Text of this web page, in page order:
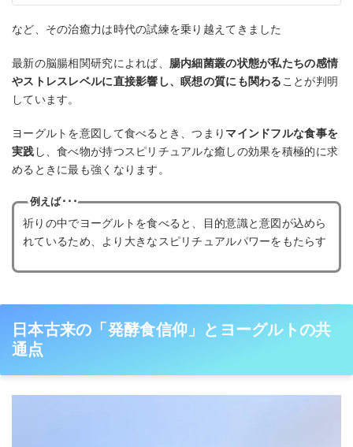
など、その治癒力は時代の試練を乗り越えてきました
最新の脳腸相関研究によれば、 腸内細菌叢の状態が私たちの感情
やストレスレベルに直接影響し、瞑想の質にも関わる ことが判明
しています。
ヨーグルトを意図して食べるとき、つまり マインドフルな食事を
実践 し、食べ物が持つスピリチュアルな癒しの効果を積極的に求
めるときに最も強くなります。
例えば･･･
祈りの中でヨーグルトを食べると、目的意識と意図が込めら
れているため、より大きなスピリチュアルパワーをもたらす
日本古来の「発酵食信仰」とヨーグルトの共
通点